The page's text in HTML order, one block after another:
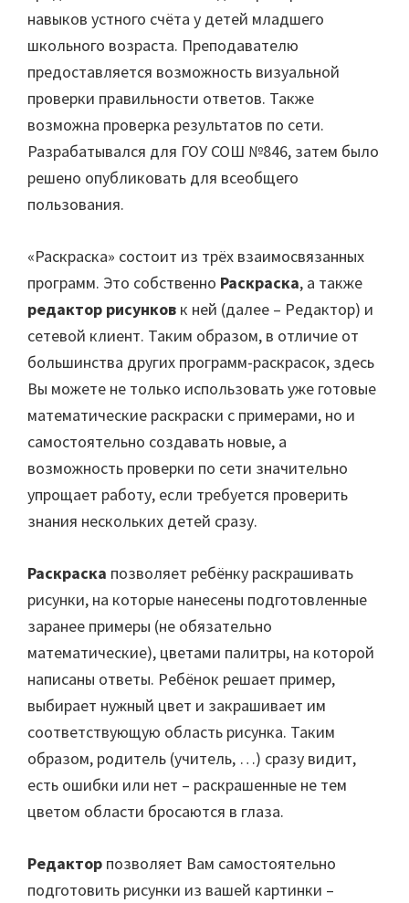
навыков устного счёта у детей младшего
школьного возраста. Преподавателю
предоставляется возможность визуальной
проверки правильности ответов. Также
возможна проверка результатов по сети.
Разрабатывался для ГОУ СОШ №846, затем было
решено опубликовать для всеобщего
пользования.
«Раскраска» состоит из трёх взаимосвязанных
программ. Это собственно Раскраска, а также
редактор рисунков к ней (далее – Редактор) и
сетевой клиент. Таким образом, в отличие от
большинства других программ-раскрасок, здесь
Вы можете не только использовать уже готовые
математические раскраски с примерами, но и
самостоятельно создавать новые, а
возможность проверки по сети значительно
упрощает работу, если требуется проверить
знания нескольких детей сразу.
Раскраска позволяет ребёнку раскрашивать
рисунки, на которые нанесены подготовленные
заранее примеры (не обязательно
математические), цветами палитры, на которой
написаны ответы. Ребёнок решает пример,
выбирает нужный цвет и закрашивает им
соответствующую область рисунка. Таким
образом, родитель (учитель, …) сразу видит,
есть ошибки или нет – раскрашенные не тем
цветом области бросаются в глаза.
Редактор позволяет Вам самостоятельно
подготовить рисунки из вашей картинки –